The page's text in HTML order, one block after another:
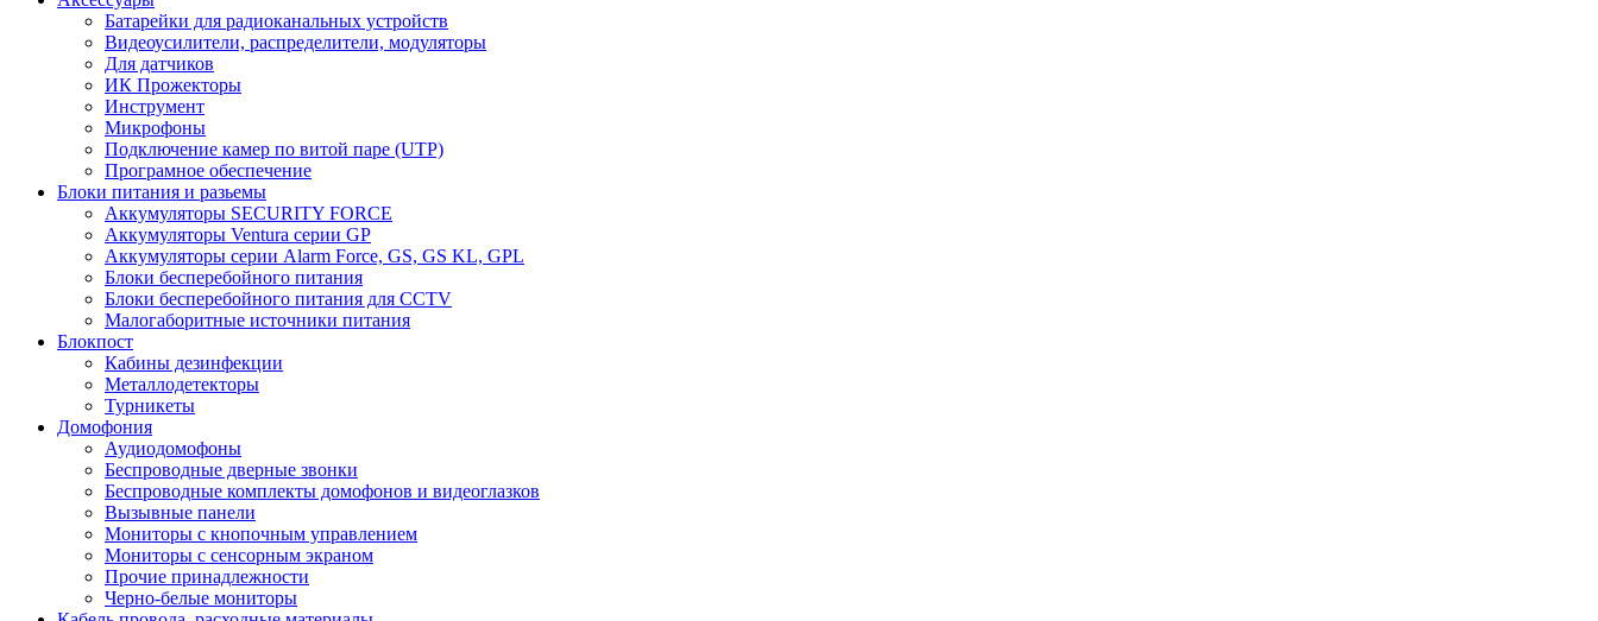
Батарейки для радиоканальных устройств
Видеоусилители, распределители, модуляторы
Для датчиков
ИК Прожекторы
Инструмент
Микрофоны
Подключение камер по витой паре (UTP)
Програмное обеспечение
Блоки питания и разьемы
Аккумуляторы SECURITY FORCE
Аккумуляторы Ventura серии GP
Аккумуляторы серии Alarm Force, GS, GS KL, GPL
Блоки бесперебойного питания
Блоки бесперебойного питания для CCTV
Малогаборитные источники питания
Блокпост
Кабины дезинфекции
Металлодетекторы
Турникеты
Домофония
Аудиодомофоны
Беспроводные дверные звонки
Беспроводные комплекты домофонов и видеоглазков
Вызывные панели
Мониторы с кнопочным управлением
Мониторы с сенсорным экраном
Прочие принадлежности
Черно-белые мониторы